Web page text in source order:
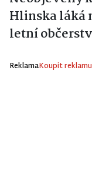
Hlinska láká
letní
ReklamaKoupit reklamu